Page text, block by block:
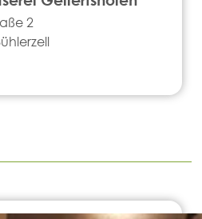
2